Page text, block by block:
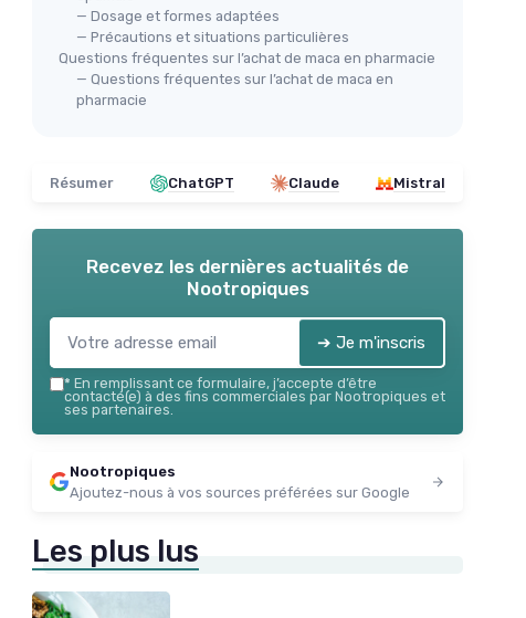
— Dosage et formes adaptées
— Précautions et situations particulières
Questions fréquentes sur l’achat de maca en pharmacie
— Questions fréquentes sur l’achat de maca en
pharmacie
Résumer ChatGPT Claude Mistral
Recevez les dernières actualités de
Nootropiques
➔ Je m'inscris
* En remplissant ce formulaire, j’accepte d’être
contacté(e) à des fins commerciales par Nootropiques et
ses partenaires.
Nootropiques
Ajoutez-nous à vos sources préférées sur Google
Les plus lus